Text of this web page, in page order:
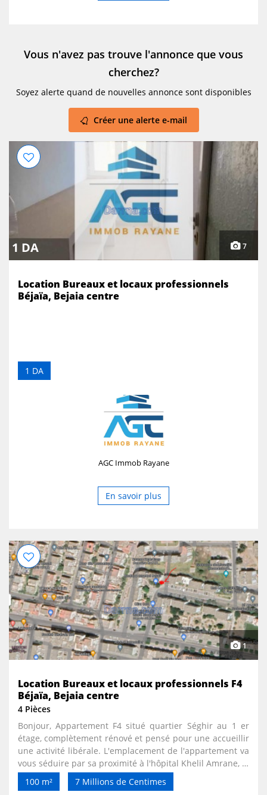
Vous n'avez pas trouve l'annonce que vous
cherchez?
Soyez alerte quand de nouvelles annonce sont disponibles
Créer une alerte e-mail
1 DA 7
Location Bureaux et locaux professionnels
Béjaïa, Bejaia centre
1 DA
AGC Immob Rayane
En savoir plus
1
Location Bureaux et locaux professionnels F4
Béjaïa, Bejaia centre
4 Pièces
Bonjour, Appartement F4 situé quartier Séghir au 1 er
étage, complètement rénové et pensé pour une accueillir
une activité libérale. L'emplacement de l'appartement va
vous séduire par sa proximité à l'hôpital Khelil Amrane, le
calme son environnement immédiat et surtout par les
nombreuses places de stationnement au pied de
100 m² 7 Millions de Centimes